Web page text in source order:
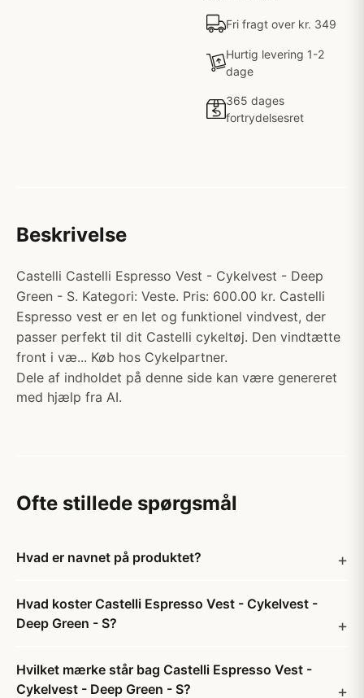
Fri fragt over kr. 349
Hurtig levering 1-2
dage
365 dages
fortrydelsesret
Beskrivelse
Castelli Castelli Espresso Vest - Cykelvest - Deep
Green - S. Kategori: Veste. Pris: 600.00 kr. Castelli
Espresso vest er en let og funktionel vindvest, der
passer perfekt til dit Castelli cykeltøj. Den vindtætte
front i væ... Køb hos Cykelpartner.
Dele af indholdet på denne side kan være genereret
med hjælp fra AI.
Ofte stillede spørgsmål
Hvad er navnet på produktet?
Hvad koster Castelli Espresso Vest - Cykelvest -
Deep Green - S?
Hvilket mærke står bag Castelli Espresso Vest -
Cykelvest - Deep Green - S?